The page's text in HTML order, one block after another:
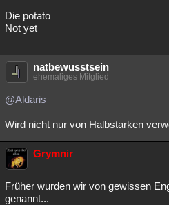
Die potato
Not yet
natbewusstsein
ehemaliges Mitglied
@Aldaris
Wird nicht nur von Halbstarken
Grymnir
Früher wurden wir von gewissen
genannt...